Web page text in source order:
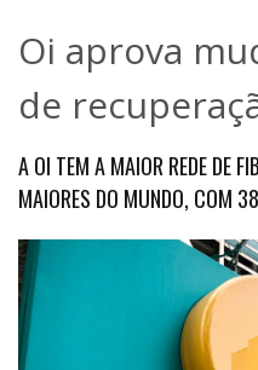
Oi aprova
de
A OI TEM A MAIOR REDE DE
MAIORES DO MUNDO, COM